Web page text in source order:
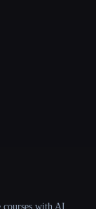
courses with AI